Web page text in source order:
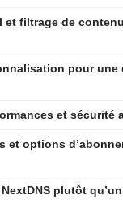
et filtrage de
pour une
et sécurité
et options
plutôt qu’un